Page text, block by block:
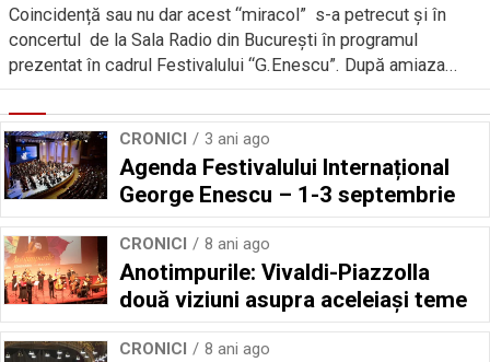
Coincidență sau nu dar acest “miracol” s-a petrecut și în
concertul de la Sala Radio din București în programul
prezentat în cadrul Festivalului “G.Enescu”. După amiaza...
CRONICI 3 ani ago
Agenda Festivalului Internațional
George Enescu – 1-3 septembrie
CRONICI 8 ani ago
Anotimpurile: Vivaldi-Piazzolla
două viziuni asupra aceleiași teme
CRONICI 8 ani ago